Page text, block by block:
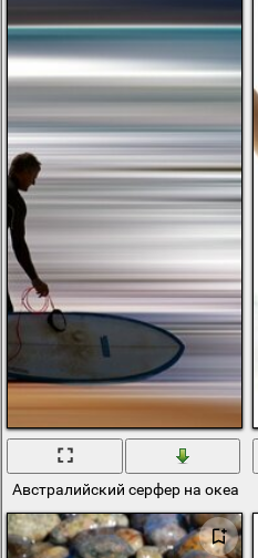
Австралийский серфер на океане